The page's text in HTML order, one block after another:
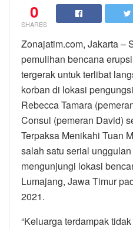
0
SHARES
Zonajatim.com, Jakarta –
pemulihan bencana
tergerak untuk terlibat
korban di lokasi
Rebecca Tamara
Consul (pemeran David)
Terpaksa Menikahi Tuan
salah satu serial
mengunjungi lokasi
Lumajang, Jawa Timur
2021.
“Keluarga terdampak